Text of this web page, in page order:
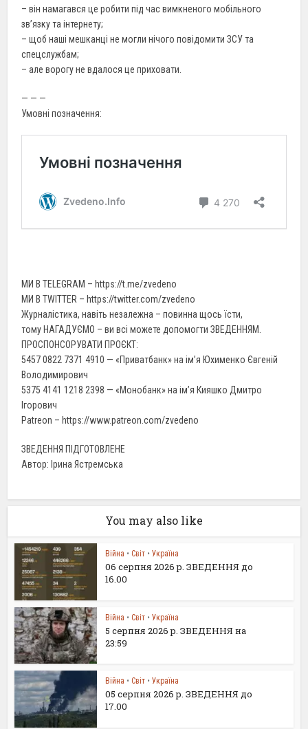
– він намагався це робити під час вимкненого мобільного
зв’язку та інтернету;
– щоб наші мешканці не могли нічого повідомити ЗСУ та
спецслужбам;
– але ворогу не вдалося це приховати.
— — —
Умовні позначення:
МИ В TELEGRAM – https://t.me/zvedeno
МИ В TWITTER – https://twitter.com/zvedeno
Журналістика, навіть незалежна – повинна щось їсти,
тому НАГАДУЄМО – ви всі можете допомогти ЗВЕДЕННЯМ.
ПРОСПОНСОРУВАТИ ПРОЄКТ:
5457 0822 7371 4910 — «Приватбанк» на ім’я Юхименко Євгеній
Володимирович
5375 4141 1218 2398 — «Монобанк» на ім’я Кияшко Дмитро
Ігорович
Patreon – https://www.patreon.com/zvedeno
ЗВЕДЕННЯ ПІДГОТОВЛЕНЕ
Автор: Ірина Ястремська
You may also like
Війна • Світ • Україна
06 серпня 2026 р. ЗВЕДЕННЯ до
16.00
Війна • Світ • Україна
5 серпня 2026 р. ЗВЕДЕННЯ на
23:59
Війна • Світ • Україна
05 серпня 2026 р. ЗВЕДЕННЯ до
17.00